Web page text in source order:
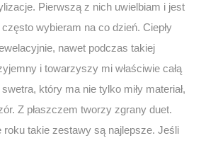
Pierwszą z nich uwielbiam i jest
wybieram na co dzień. Ciepły
nawet podczas takiej
i towarzyszy mi właściwie całą
który ma nie tylko miły materiał,
Z płaszczem tworzy zgrany duet.
roku takie zestawy są najlepsze. Jeśli